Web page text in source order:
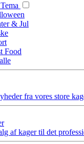
& Jul
Food
fra vores store
af kager til det